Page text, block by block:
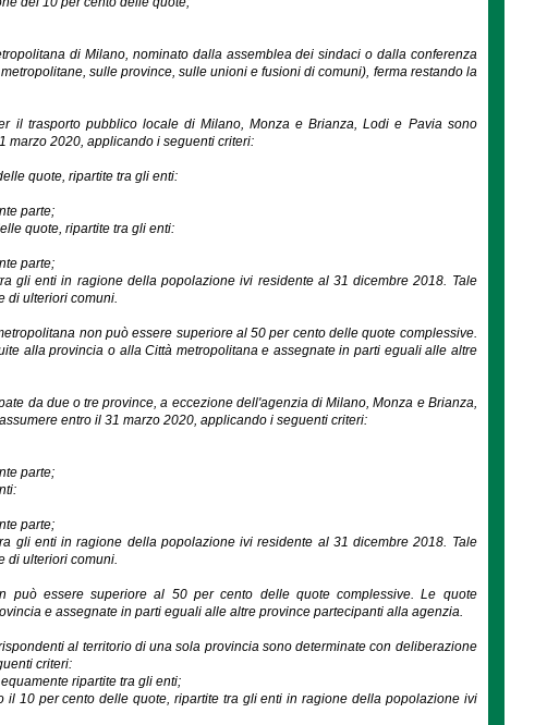
di Milano, nominato dalla assemblea dei sindaci o dalla conferenza
sulle province, sulle unioni e fusioni di comuni), ferma restando la
il trasporto pubblico locale di Milano, Monza e Brianza, Lodi e Pavia sono
marzo 2020, applicando i seguenti criteri:
quote, ripartite tra gli enti:
parte;
quote, ripartite tra gli enti:
parte;
gli enti in ragione della popolazione ivi residente al 31 dicembre 2018. Tale
di ulteriori comuni.
non può essere superiore al 50 per cento delle quote complessive.
alla provincia o alla Città metropolitana e assegnate in parti eguali alle altre
da due o tre province, a eccezione dell'agenzia di Milano, Monza e Brianza,
entro il 31 marzo 2020, applicando i seguenti criteri:
parte;
parte;
gli enti in ragione della popolazione ivi residente al 31 dicembre 2018. Tale
di ulteriori comuni.
essere superiore al 50 per cento delle quote complessive. Le quote
e assegnate in parti eguali alle altre province partecipanti alla agenzia.
al territorio di una sola provincia sono determinate con deliberazione
criteri:
ripartite tra gli enti;
10 per cento delle quote, ripartite tra gli enti in ragione della popolazione ivi